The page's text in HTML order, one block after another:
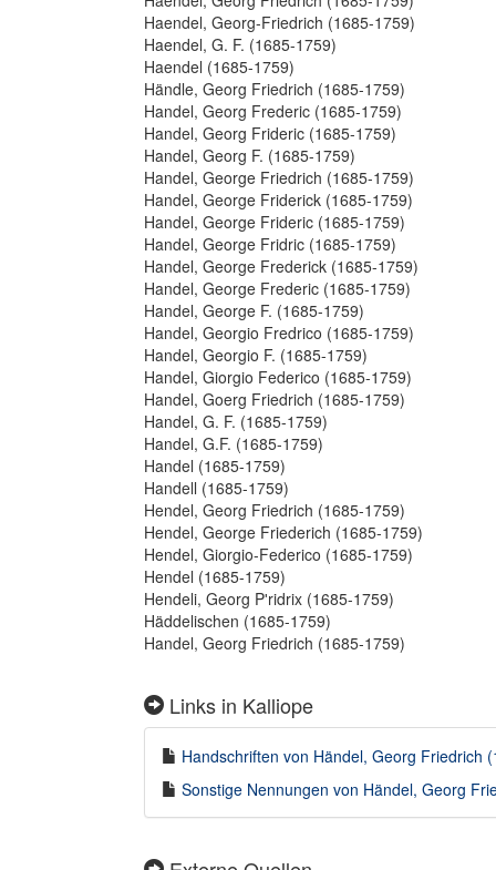
Haendel, Georg-Friedrich (1685-1759)
Haendel, G. F. (1685-1759)
Haendel (1685-1759)
Händle, Georg Friedrich (1685-1759)
Handel, Georg Frederic (1685-1759)
Handel, Georg Frideric (1685-1759)
Handel, Georg F. (1685-1759)
Handel, George Friedrich (1685-1759)
Handel, George Friderick (1685-1759)
Handel, George Frideric (1685-1759)
Handel, George Fridric (1685-1759)
Handel, George Frederick (1685-1759)
Handel, George Frederic (1685-1759)
Handel, George F. (1685-1759)
Handel, Georgio Fredrico (1685-1759)
Handel, Georgio F. (1685-1759)
Handel, Giorgio Federico (1685-1759)
Handel, Goerg Friedrich (1685-1759)
Handel, G. F. (1685-1759)
Handel, G.F. (1685-1759)
Handel (1685-1759)
Handell (1685-1759)
Hendel, Georg Friedrich (1685-1759)
Hendel, George Friederich (1685-1759)
Hendel, Giorgio-Federico (1685-1759)
Hendel (1685-1759)
Hendeli, Georg Pʹridrix (1685-1759)
Häddelischen (1685-1759)
Handel, Georg Friedrich (1685-1759)
Links in Kalliope
Handschriften von Händel, Georg Friedrich
Sonstige Nennungen von Händel, Georg